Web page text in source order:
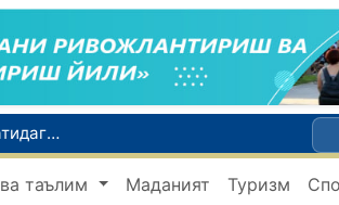
Малайзия Марказий Осиёда тиббий туризм йўналиши сифатидаги мавқеини мустаҳкамламоқда
Наманган шаҳрининг собиқ ҳокими Анвар Отаходжаевга нисбатан 11 йилга озодликдан маҳрум қилиш жазоси тайинланди
таълим Маданият Туризм